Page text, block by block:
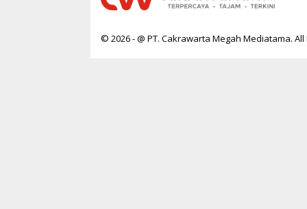
© 2026 - @ PT. Cakrawarta Megah Mediatama.